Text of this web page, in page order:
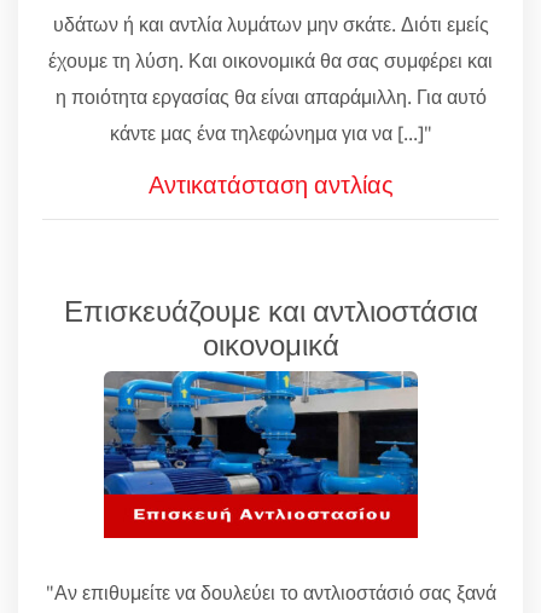
υδάτων ή και αντλία λυμάτων μην σκάτε. Διότι εμείς
έχουμε τη λύση. Και οικονομικά θα σας συμφέρει και
η ποιότητα εργασίας θα είναι απαράμιλλη. Για αυτό
κάντε μας ένα τηλεφώνημα για να [...]"
Αντικατάσταση αντλίας
Επισκευάζουμε και αντλιοστάσια
οικονομικά
"Αν επιθυμείτε να δουλεύει το αντλιοστάσιό σας ξανά